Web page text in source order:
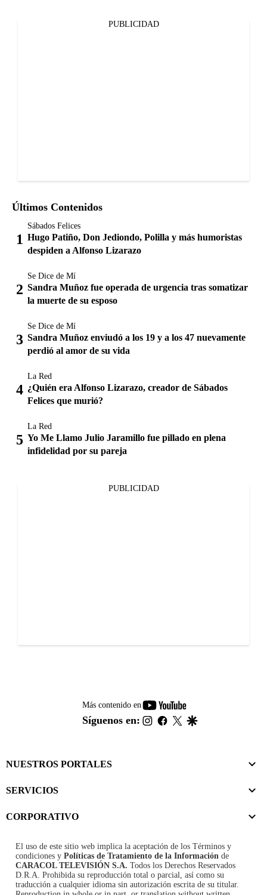
PUBLICIDAD
Últimos Contenidos
Sábados Felices
Hugo Patiño, Don Jediondo, Polilla y más humoristas
despiden a Alfonso Lizarazo
Se Dice de Mí
Sandra Muñoz fue operada de urgencia tras somatizar
la muerte de su esposo
Se Dice de Mí
Sandra Muñoz enviudó a los 19 y a los 47 nuevamente
perdió al amor de su vida
La Red
¿Quién era Alfonso Lizarazo, creador de Sábados
Felices que murió?
La Red
Yo Me Llamo Julio Jaramillo fue pillado en plena
infidelidad por su pareja
PUBLICIDAD
Más contenido en
youtube-
footer
Síguenos en: instagram
facebook
twitter
NUESTROS PORTALES
SERVICIOS
CORPORATIVO
El uso de este sitio web implica la aceptación de los Términos y
condiciones y Políticas de Tratamiento de la Información de
CARACOL TELEVISIÓN S.A. Todos los Derechos Reservados
D.R.A. Prohibida su reproducción total o parcial, así como su
traducción a cualquier idioma sin autorización escrita de su titular.